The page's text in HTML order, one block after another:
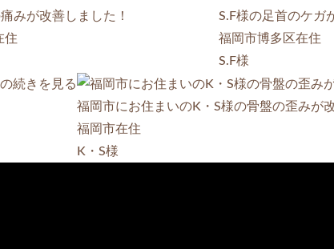
みが改善しました！
住
S.F様の足首のケガ
福岡市博多区在住
S.F様
福岡市にお住まいのK・S様の骨盤の歪みが
福岡市在住
K・S様